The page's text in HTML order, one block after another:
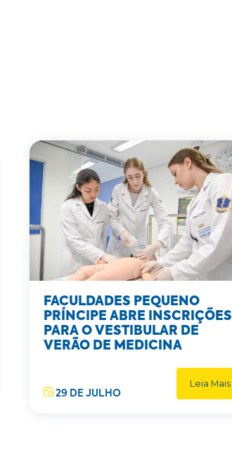
FACULDADES PEQUENO
PRÍNCIPE ABRE INSCRIÇÕES
PARA O VESTIBULAR DE
VERÃO DE MEDICINA
29 DE JULHO
Leia Mais